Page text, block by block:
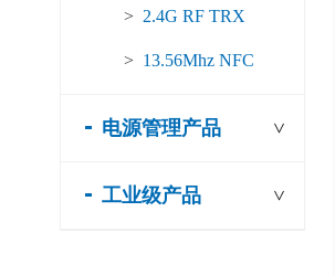
> 2.4G RF TRX
> 13.56Mhz NFC
电源管理产品 >
工业级产品 >